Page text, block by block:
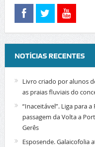
NOTÍCIAS RECENTES
Livro criado por alunos
as praias fluviais do
“Inaceitável”. Liga para
passagem da Volta a
Gerês
Esposende. Galaicofolia